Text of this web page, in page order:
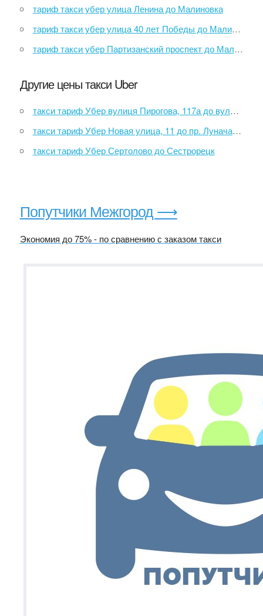
тариф такси убер улица Ленина до Малиновка
тариф такси убер улица 40 лет Победы до Малиновка
тариф такси убер Партизанский проспект до Малиновка
Другие цены такси Uber
такси тариф Убер вулиця Пирогова, 117а до вулиця Ботанічна, 28
такси тариф Убер Новая улица, 11 до пр. Луначарского, 52
такси тариф Убер Сертолово до Сестрорецк
Попутчики Межгород ⟶
Экономия до 75% - по сравнению с заказом такси